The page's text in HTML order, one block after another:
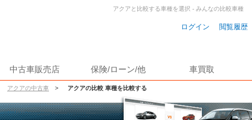
ログイン 閲覧履歴
中古車販売店 保険/ローン/他 車買取
アクアの中古車 > アクアの比較 車種を比較する
アクアと比較する車種を選択 - みんなの比較車種